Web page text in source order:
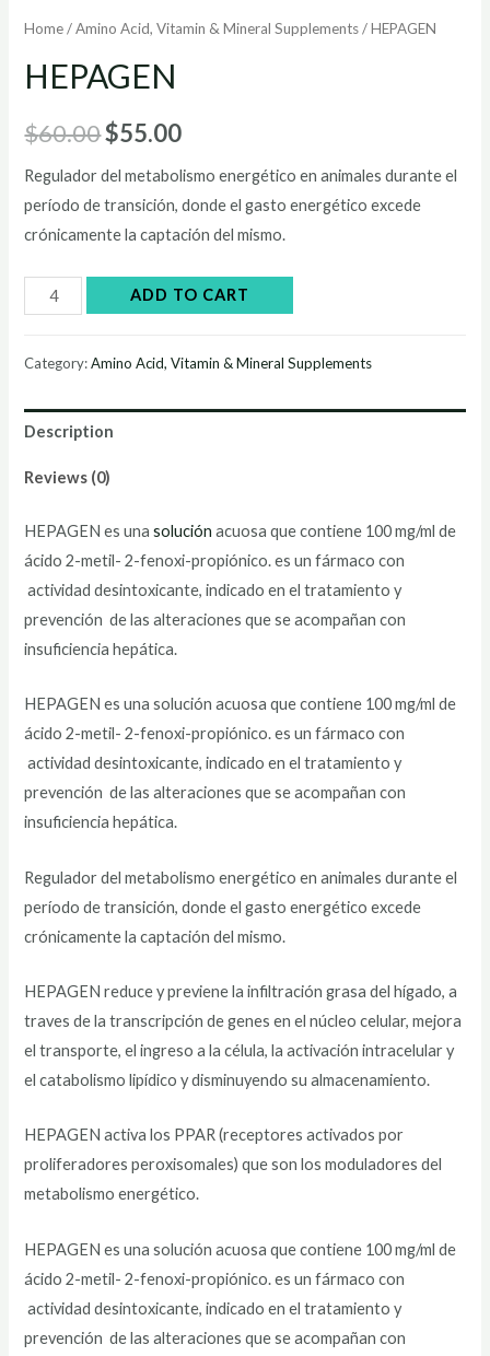
Home/Amino Acid, Vitamin & Mineral Supplements/ HEPAGEN
HEPAGEN
$60.00Original
price
was:
$55.00Current
price
is:
Regulador del metabolismo energético en animales durante el
período de transición, donde el gasto energético excede
crónicamente la captación del mismo.
HEPAGEN
quantity
ADD TO CART
Category:Amino Acid, Vitamin & Mineral Supplements
Description
Reviews (0)
HEPAGEN es unasolución acuosa que contiene 100 mg/ml de
ácido 2-metil- 2-fenoxi-propiónico. es un fármaco con
actividad desintoxicante, indicado en el tratamiento y
prevención de las alteraciones que se acompañan con
insuficiencia hepática.
HEPAGEN es una solución acuosa que contiene 100 mg/ml de
ácido 2-metil- 2-fenoxi-propiónico. es un fármaco con
actividad desintoxicante, indicado en el tratamiento y
prevención de las alteraciones que se acompañan con
insuficiencia hepática.
Regulador del metabolismo energético en animales durante el
período de transición, donde el gasto energético excede
crónicamente la captación del mismo.
HEPAGEN reduce y previene la infiltración grasa del hígado, a
traves de la transcripción de genes en el núcleo celular, mejora
el transporte, el ingreso a la célula, la activación intracelular y
el catabolismo lipídico y disminuyendo su almacenamiento.
HEPAGEN activa los PPAR (receptores activados por
proliferadores peroxisomales) que son los moduladores del
metabolismo energético.
HEPAGEN es una solución acuosa que contiene 100 mg/ml de
ácido 2-metil- 2-fenoxi-propiónico. es un fármaco con
actividad desintoxicante, indicado en el tratamiento y
prevención de las alteraciones que se acompañan con